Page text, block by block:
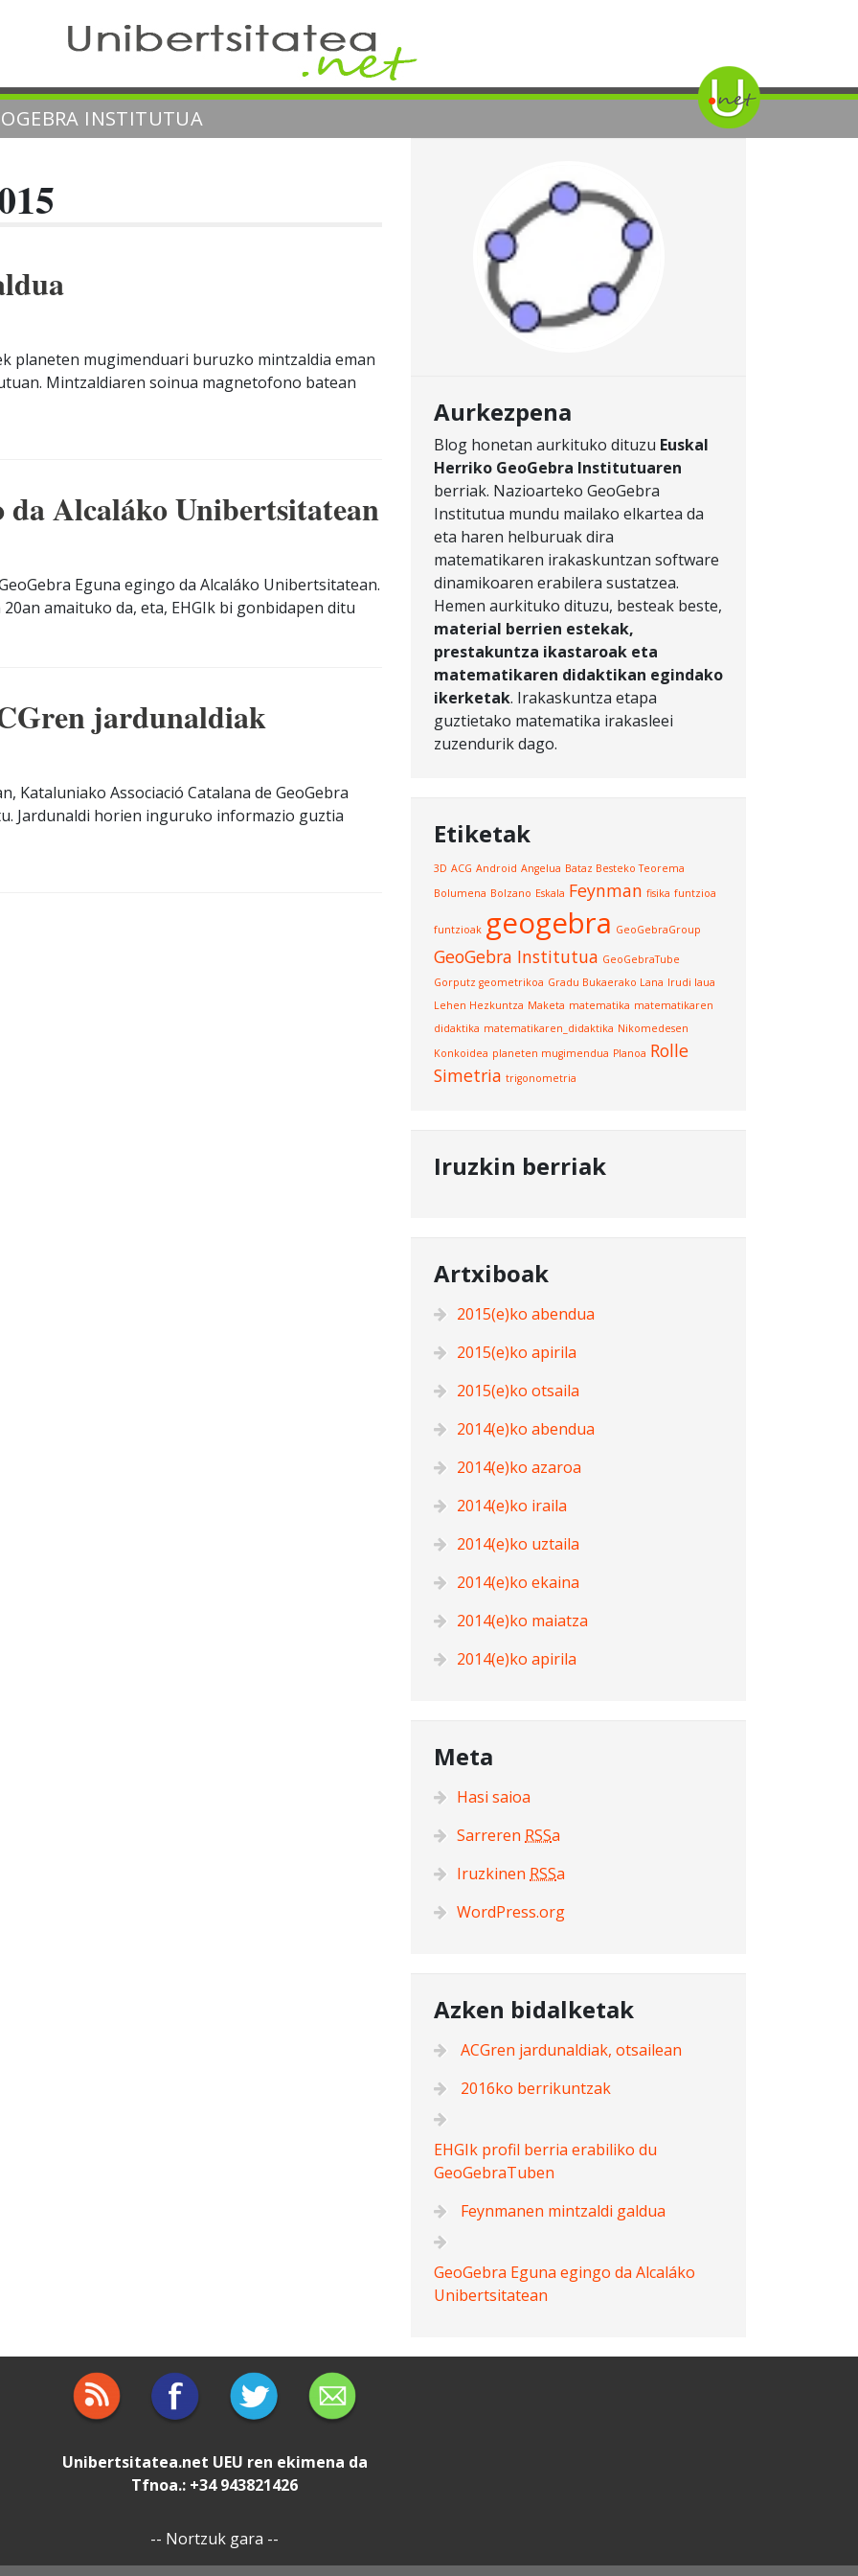
INSTITUTUA
planeten mugimenduari buruzko mintzaldia eman
Mintzaldiaren soinua magnetofono batean
da Alcaláko Unibertsitatean
Eguna egingo da Alcaláko Unibertsitatean.
amaituko da, eta, EHGIk bi gonbidapen ditu
jardunaldiak
Kataluniako Associació Catalana de GeoGebra
Jardunaldi horien inguruko informazio guztia
Aurkezpena
Blog honetan aurkituko dituzu Euskal
Herriko GeoGebra Institutuaren
berriak. Nazioarteko GeoGebra
Institutua mundu mailako elkartea da
eta haren helburuak dira
matematikaren irakaskuntzan software
dinamikoaren erabilera sustatzea.
Hemen aurkituko dituzu, besteak beste,
material berrien estekak,
prestakuntza ikastaroak eta
matematikaren didaktikan egindako
ikerketak. Irakaskuntza etapa
guztietako matematika irakasleei
zuzendurik dago.
Etiketak
3D ACG Android Angelua Bataz Besteko Teorema
Bolumena Bolzano Eskala Feynman fisika funtzioa
funtzioak geogebra GeoGebraGroup
GeoGebra Institutua GeoGebraTube
Gorputz geometrikoa Gradu Bukaerako Lana Irudi laua
Lehen Hezkuntza Maketa matematika matematikaren
didaktika matematikaren_didaktika Nikomedesen
Konkoidea planeten mugimendua Planoa Rolle
Simetria trigonometria
Iruzkin berriak
Artxiboak
2015(e)ko abendua
2015(e)ko apirila
2015(e)ko otsaila
2014(e)ko abendua
2014(e)ko azaroa
2014(e)ko iraila
2014(e)ko uztaila
2014(e)ko ekaina
2014(e)ko maiatza
2014(e)ko apirila
Meta
Hasi saioa
Sarreren RSSa
Iruzkinen RSSa
WordPress.org
Azken bidalketak
ACGren jardunaldiak, otsailean
2016ko berrikuntzak
EHGIk profil berria erabiliko du
GeoGebraTuben
Feynmanen mintzaldi galdua
GeoGebra Eguna egingo da Alcaláko
Unibertsitatean
Unibertsitatea.net UEU ren ekimena da
Tfnoa.: +34 943821426
-- Nortzuk gara --